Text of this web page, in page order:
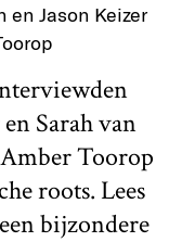
en Jason Keizer
Sarah van
Toorop
roots. Lees
bijzondere